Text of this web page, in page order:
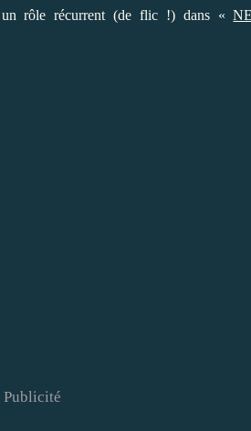
rôle récurrent (de flic !) dans «
Publicité